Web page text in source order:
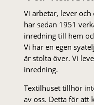
Vi arbetar, lever
har sedan 1951
inredning till hem
Vi har en egen
är stolta över. Vi
inredning.
Textilhuset tillhör
av oss. Detta för att